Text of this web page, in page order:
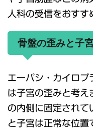
人科の受信をおすす
骨盤の歪みと子
エーパシ・カイロプ
は子宮の歪みと考え
の内側に固定されて
と子宮は正常な位置